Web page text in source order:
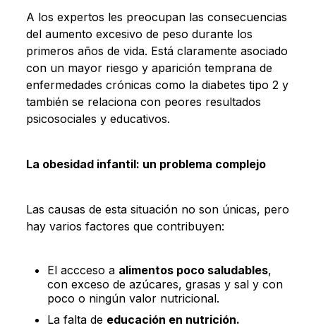
A los expertos les preocupan las consecuencias
del aumento excesivo de peso durante los
primeros años de vida. Está claramente asociado
con un mayor riesgo y aparición temprana de
enfermedades crónicas como la diabetes tipo 2 y
también se relaciona con peores resultados
psicosociales y educativos.
La obesidad infantil: un problema complejo
Las causas de esta situación no son únicas, pero
hay varios factores que contribuyen:
El accceso a alimentos poco saludables,
con exceso de azúcares, grasas y sal y con
poco o ningún valor nutricional.
La falta de educación en nutrición.